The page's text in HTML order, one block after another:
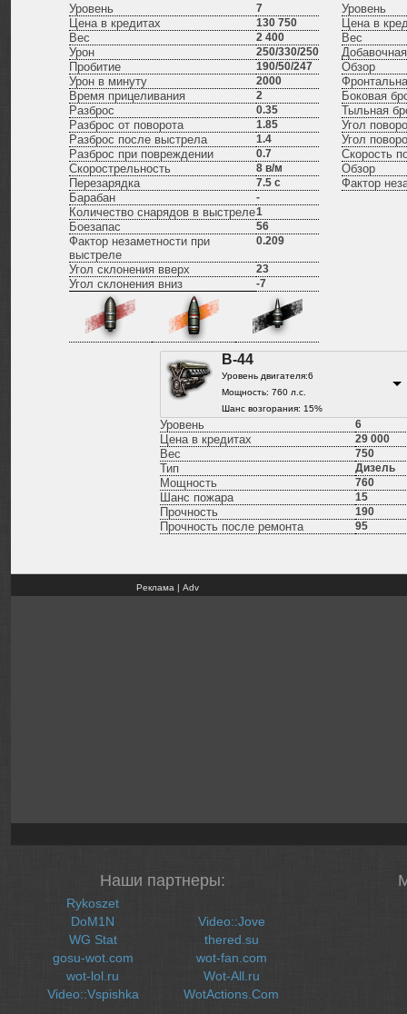
Уровень 7
Цена в кредитах 130 750
Вес 2 400
Урон 250/330/250
Пробитие 190/50/247
Урон в минуту 2000
Время прицеливания 2
Разброс 0.35
Разброс от поворота 1.85
Разброс после выстрела 1.4
Разброс при повреждении 0.7
Скорострельность 8 в/м
Перезарядка 7.5 с
Барабан -
Количество снарядов в выстреле1
Боезапас 56
Фактор незаметности при
выстреле
0.209
Угол склонения вверх 23
Угол склонения вниз -7
Уровень
Цена в
Вес
Обзор
Боковая
Тыльная
Угол
Угол
Скорость
Обзор
Фактор
В-44
Уровень двигателя:6
Мощность: 760 л.с.
Шанс возгорания: 15%
Уровень 6
Цена в кредитах 29 000
Вес 750
Тип Дизель
Мощность 760
Шанс пожара 15
Прочность 190
Прочность после ремонта 95
Реклама | Adv
Наши партнеры:
Rykoszet
DoM1N
WG Stat
gosu-wot.com
wot-lol.ru
Video::Vspishka
Video::Jove
thered.su
wot-fan.com
Wot-All.ru
WotActions.Com